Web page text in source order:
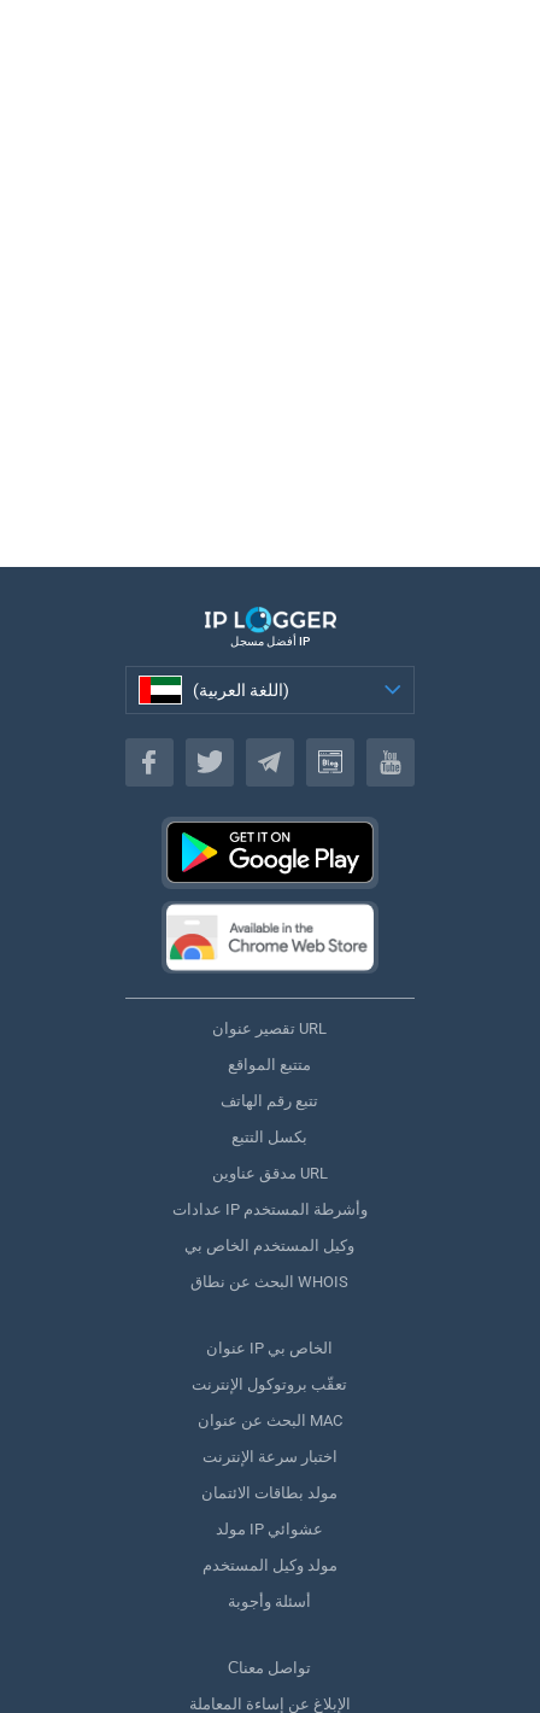
أفضل مسجل IP
(اللغة العربية)
(اللغة العربية)
تقصير عنوان URL
متتبع المواقع
تتبع رقم الهاتف
بكسل التتبع
مدقق عناوين URL
عدادات IP وأشرطة المستخدم
وكيل المستخدم الخاص بي
البحث عن نطاق WHOIS
عنوان IP الخاص بي
تعقّب بروتوكول الإنترنت
البحث عن عنوان MAC
اختبار سرعة الإنترنت
مولد بطاقات الائتمان
مولد IP عشوائي
مولد وكيل المستخدم
أسئلة وأجوبة
Сتواصل معنا
الإبلاغ عن إساءة المعاملة